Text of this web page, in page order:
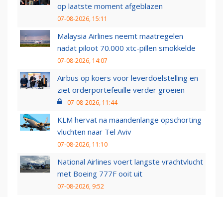
op laatste moment afgeblazen
07-08-2026, 15:11
Malaysia Airlines neemt maatregelen
nadat piloot 70.000 xtc-pillen smokkelde
07-08-2026, 14:07
Airbus op koers voor leverdoelstelling en
ziet orderportefeuille verder groeien
07-08-2026, 11:44
KLM hervat na maandenlange opschorting
vluchten naar Tel Aviv
07-08-2026, 11:10
National Airlines voert langste vrachtvlucht
met Boeing 777F ooit uit
07-08-2026, 9:52